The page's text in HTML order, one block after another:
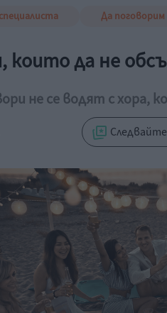
Да поговорим
които да не
не се водят с хора,